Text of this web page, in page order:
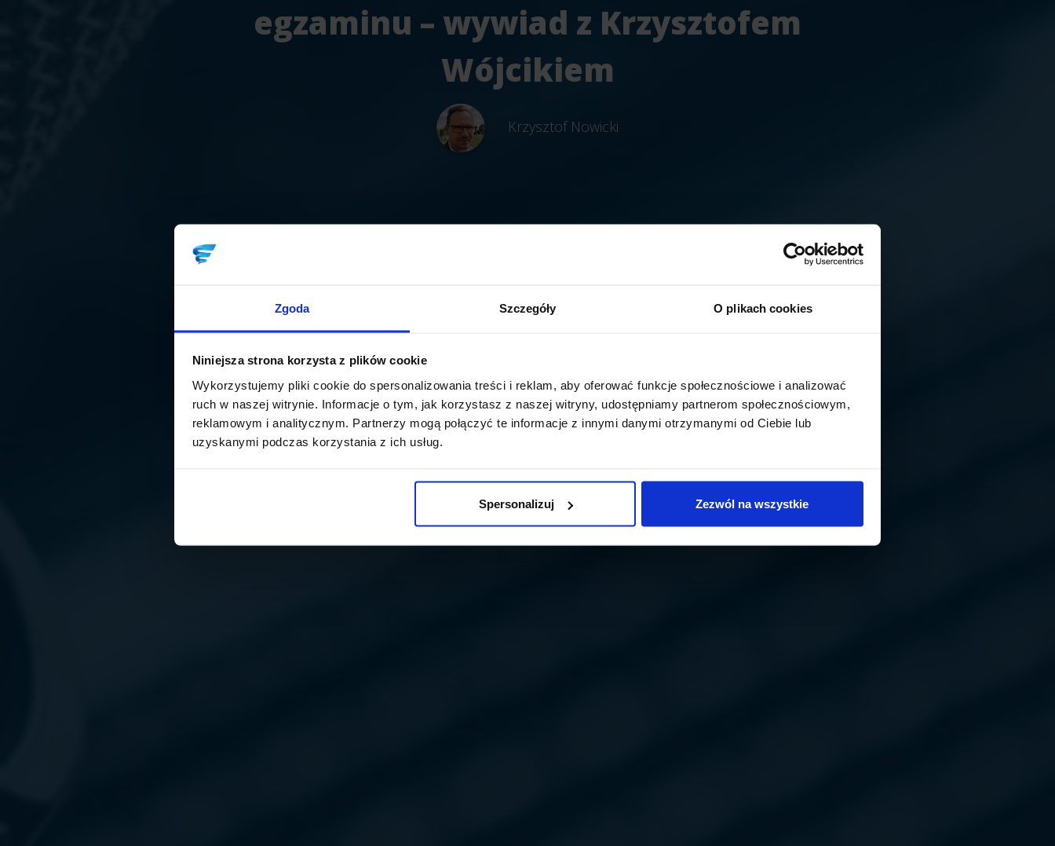
Zgoda Szczegóły O plikach cookies
Niniejsza strona korzysta z plików cookie
Wykorzystujemy pliki cookie do spersonalizowania treści i reklam, aby oferować funkcje społecznościowe i analizować
ruch w naszej witrynie. Informacje o tym, jak korzystasz z naszej witryny, udostępniamy partnerom społecznościowym,
reklamowym i analitycznym. Partnerzy mogą połączyć te informacje z innymi danymi otrzymanymi od Ciebie lub
uzyskanymi podczas korzystania z ich usług.
Spersonalizuj Zezwól na wszystkie
egzaminu – wywiad z Krzysztofem
Wójcikiem
Krzysztof Nowicki